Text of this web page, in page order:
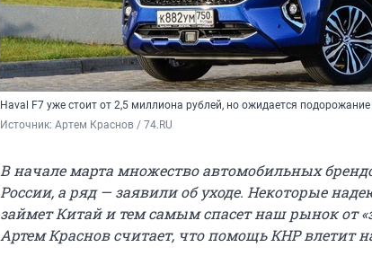
Haval F7 уже стоит от 2,5 миллиона рублей, но ожидается
Источник: Артем Краснов / 74.RU
В начале марта множество автомобильных
России, а ряд — заявили об уходе. Некоторые
займет Китай и тем самым спасет наш рынок от
Артем Краснов считает, что помощь КНР влетит